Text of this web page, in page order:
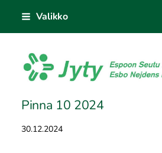
sisältöön
Valikko
Jyty Espoon Seutu ry
Pinna 10 2024
30.12.2024